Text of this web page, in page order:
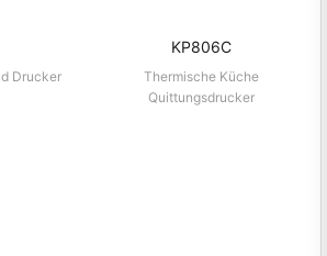
KP806C
Thermische Küche
Quittungsdrucker